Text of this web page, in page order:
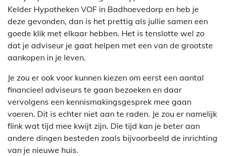
Kelder Hypotheken VOF in Badhoevedorp en heb je
deze gevonden, dan is het prettig als jullie samen een
goede klik met elkaar hebben. Het is tenslotte wel zo
dat je adviseur je gaat helpen met een van de grootste
aankopen in je leven.
Je zou er ook voor kunnen kiezen om eerst een aantal
financieel adviseurs te gaan bezoeken en daar
vervolgens een kennismakingsgesprek mee gaan
voeren. Dit is echter niet aan te raden. Je zou er namelijk
flink wat tijd mee kwijt zijn. Die tijd kan je beter aan
andere dingen besteden zoals bijvoorbeeld de inrichting
van je nieuwe huis.